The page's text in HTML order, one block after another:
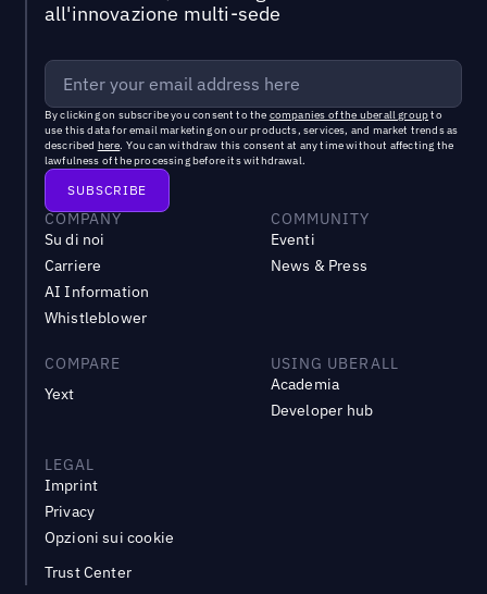
all'innovazione multi-sede
By clicking on subscribe you consent to the companies of the uberall groupto
use this data for email marketing on our products, services, and market trends as
described here. You can withdraw this consent at any time without affecting the
lawfulness of the processing before its withdrawal.
COMPANY
Su di noi
Carriere
AI Information
Whistleblower
COMMUNITY
Eventi
News & Press
COMPARE
Yext
USING UBERALL
Academia
Developer hub
LEGAL
Imprint
Privacy
Opzioni sui cookie
Trust Center